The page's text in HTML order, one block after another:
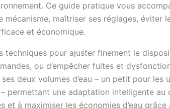
Ce guide pratique vous
maîtriser ses réglages, éviter
et économique.
techniques pour ajuster finement le
ou d’empêcher fuites et
deux volumes d’eau – un petit pour
permettant une adaptation intelligente au
et à maximiser les économies d’eau